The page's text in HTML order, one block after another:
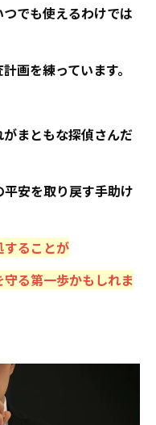
でも使えるわけでは
画を練っています。
まともな探偵さんだ
安を取り戻す手助け
することが
る第一歩かもしれま